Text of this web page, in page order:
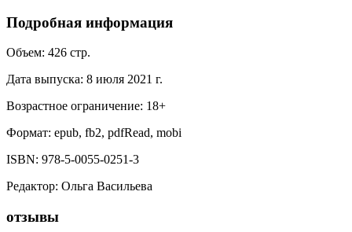
Подробная информация
Объем: 426 стр.
Дата выпуска: 8 июля 2021 г.
Возрастное ограничение: 18+
Формат: epub, fb2, pdfRead, mobi
ISBN: 978-5-0055-0251-3
Редактор: Ольга Васильева
отзывы